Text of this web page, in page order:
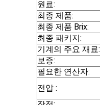
원료:
최종 제품:
최종 제품 Brix:
최종 패키지:
기계의 주요 재료:
보증:
필요한 연산자:
전압 :